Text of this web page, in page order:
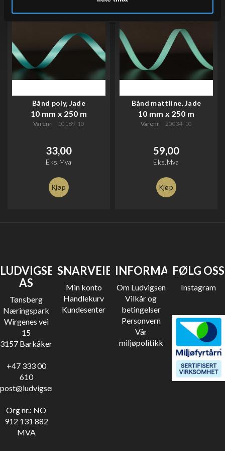
Bånd poly, Jade
10 mm x 250 m
Varenr 10189-10
33,00
Eks.Mva
Kjøp
Bånd mattline, Jade
10 mm x 250 m
Varenr 20034-10
59,00
Eks.Mva
Kjøp
LUDVIGSEN
AS
Tønsberg
Næringspark
Wirgenes vei
15
3157 Barkåker
+47 333 00
610
post@ludvigsen.no
Org nr.: NO
912 131 882
MVA
SNARVEIER
Min konto
Handlekurv
Kundesenter
INFORMASJON
Om Ludvigsen
Vilkår og
betingelser
Personvern
Vår
miljøpolitikk
FØLG OSS
Instagram